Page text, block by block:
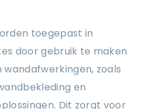
toegepast in
door gebruik te maken
zoals
en
Dit zorgt voor